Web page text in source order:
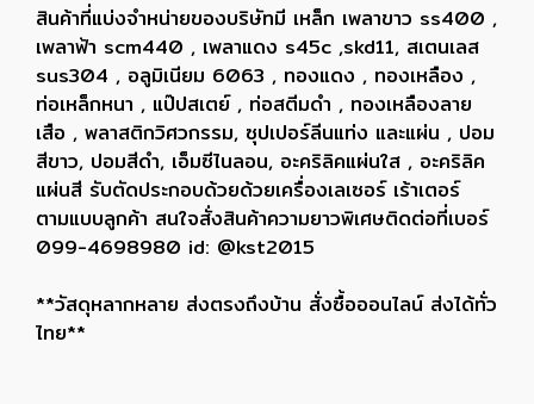
สินค้าที่แบ่งจำหน่ายของบริษัทมี เหล็ก เพลาขาว ss400 ,
เพลาฟ้า scm440 , เพลาแดง s45c ,skd11, สเตนเลส
sus304 , อลูมิเนียม 6063 , ทองแดง , ทองเหลือง ,
ท่อเหล็กหนา , แป๊ปสเตย์ , ท่อสตีมดำ , ทองเหลืองลาย
เสือ , พลาสติกวิศวกรรม, ซุปเปอร์ลีนแท่ง และแผ่น , ปอม
สีขาว, ปอมสีดำ, เอ็มซีไนลอน, อะคริลิคแผ่นใส , อะคริลิค
แผ่นสี รับตัดประกอบด้วยด้วยเครื่องเลเซอร์ เร้าเตอร์
ตามแบบลูกค้า สนใจสั่งสินค้าความยาวพิเศษติดต่อที่เบอร์
099-4698980 id: @kst2015
**วัสดุหลากหลาย ส่งตรงถึงบ้าน สั่งซื้อออนไลน์ ส่งได้ทั่ว
ไทย**